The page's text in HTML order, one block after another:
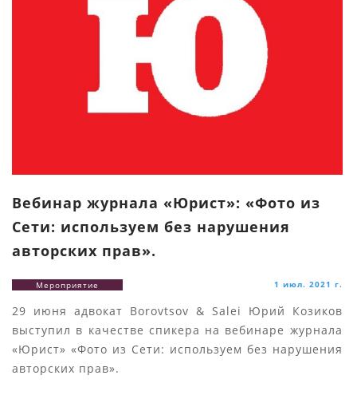
Вебинар журнала «Юрист»: «Фото из
Сети: используем без нарушения
авторских прав».
Мероприятие 1 июл. 2021 г.
29 июня адвокат Borovtsov & Salei Юрий Козиков
выступил в качестве спикера на вебинаре журнала
«Юрист» «Фото из Сети: используем без нарушения
авторских прав».